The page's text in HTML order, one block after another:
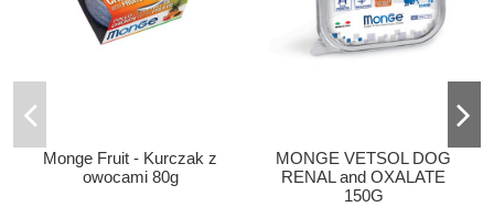
Monge Fruit - Kurczak z
owocami 80g
MONGE VETSOL DOG
RENAL and OXALATE
150G